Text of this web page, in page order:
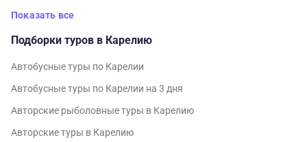
Показать все
Подборки туров в Карелию
Автобусные туры по Карелии
Автобусные туры по Карелии на 3 дня
Авторские рыболовные туры в Карелию
Авторские туры в Карелию